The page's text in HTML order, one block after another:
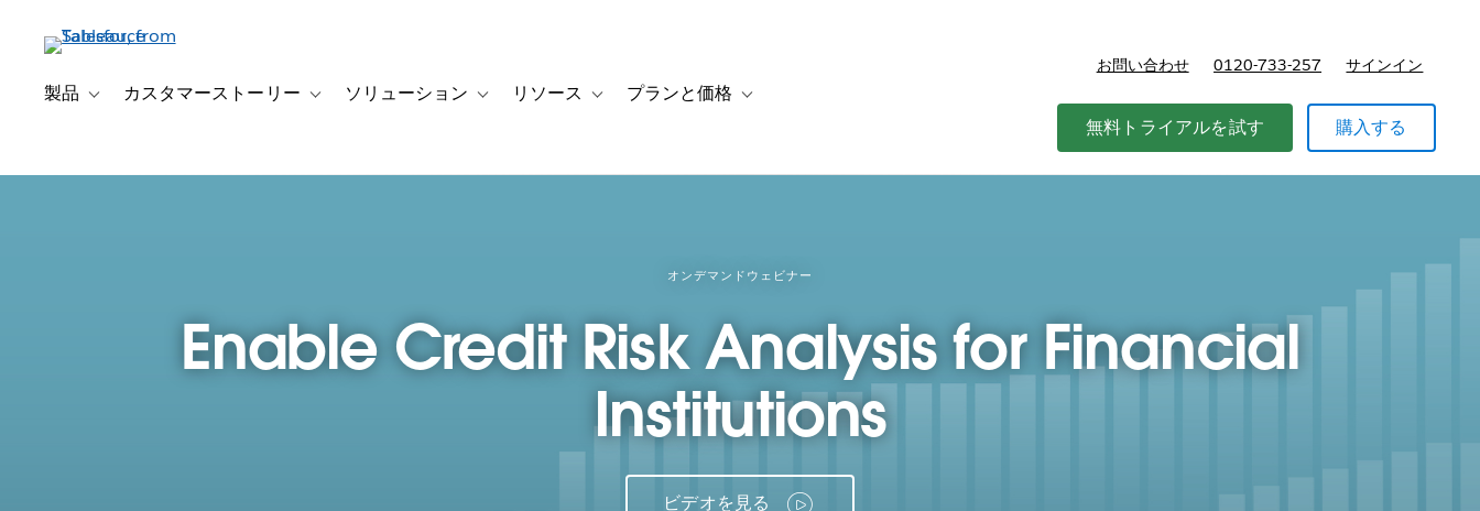
ン
製品 Toggle sub-navigation for 製品
カスタマーストーリー Toggle sub-navigation for カスタマーストーリー
ソリューション Toggle sub-navigation for ソリューション
リソース Toggle sub-navigation for リソース
プランと価格 Toggle sub-navigation for プランと価格
お問い合わせ 0120-733-257 サインイン
無料トライアルを試す 購入する
オンデマンドウェビナー
Enable Credit Risk Analysis for Financial
Institutions
ビデオを見る